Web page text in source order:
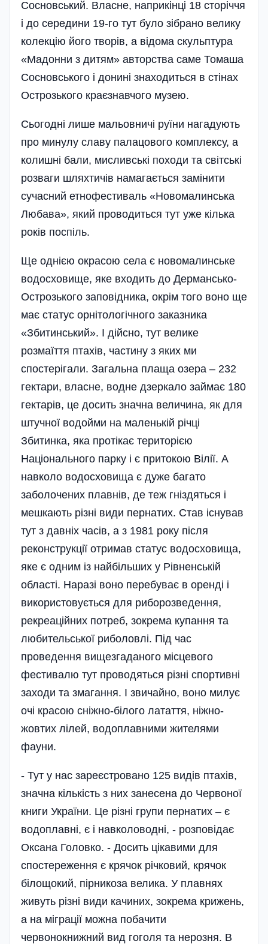
Сосновський. Власне, наприкінці 18 сторіччя
і до середини 19-го тут було зібрано велику
колекцію його творів, а відома скульптура
«Мадонни з дитям» авторства саме Томаша
Сосновського і донині знаходиться в стінах
Острозького краєзнавчого музею.
Сьогодні лише мальовничі руїни нагадують
про минулу славу палацового комплексу, а
колишні бали, мисливські походи та світські
розваги шляхтичів намагається замінити
сучасний етнофестиваль «Новомалинська
Любава», який проводиться тут уже кілька
років поспіль.
Ще однією окрасою села є новомалинське
водосховище, яке входить до Дермансько-
Острозького заповідника, окрім того воно ще
має статус орнітологічного заказника
«Збитинський». І дійсно, тут велике
розмаїття птахів, частину з яких ми
спостерігали. Загальна плаща озера – 232
гектари, власне, водне дзеркало займає 180
гектарів, це досить значна величина, як для
штучної водойми на маленькій річці
Збитинка, яка протікає територією
Національного парку і є притокою Вілії. А
навколо водосховища є дуже багато
заболочених плавнів, де теж гніздяться і
мешкають різні види пернатих. Став існував
тут з давніх часів, а з 1981 року після
реконструкції отримав статус водосховища,
яке є одним із найбільших у Рівненській
області. Наразі воно перебуває в оренді і
використовується для риборозведення,
рекреаційних потреб, зокрема купання та
любительської риболовлі. Під час
проведення вищезгаданого місцевого
фестивалю тут проводяться різні спортивні
заходи та змагання. І звичайно, воно милує
очі красою сніжно-білого латаття, ніжно-
жовтих лілей, водоплавними жителями
фауни.
- Тут у нас зареєстровано 125 видів птахів,
значна кількість з них занесена до Червоної
книги України. Це різні групи пернатих – є
водоплавні, є і навколоводні, - розповідає
Оксана Головко. - Досить цікавими для
спостереження є крячок річковий, крячок
білощокий, пірникоза велика. У плавнях
живуть різні види качиних, зокрема крижень,
а на міграції можна побачити
червонокнижний вид гоголя та нерозня. В